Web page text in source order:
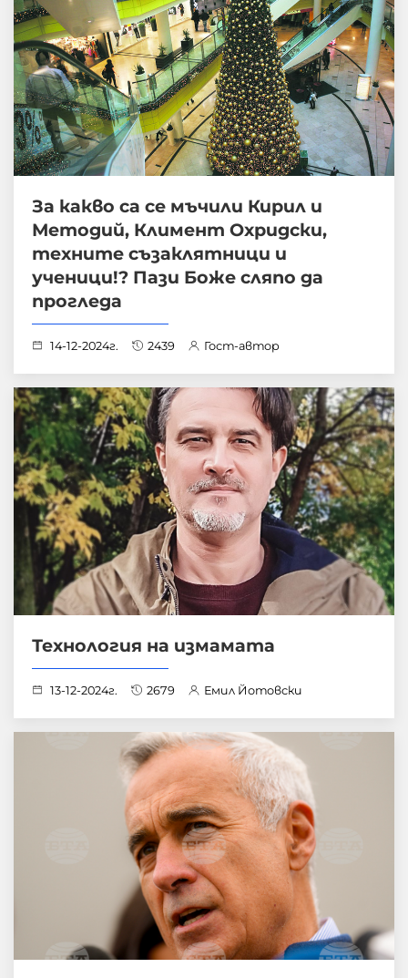
За какво са се мъчили Кирил и
Методий, Климент Охридски,
техните съзаклятници и
ученици!? Пази Боже сляпо да
прогледа
14-12-2024г. 2439 Гост-автор
Технология на измамата
13-12-2024г. 2679 Емил Йотовски